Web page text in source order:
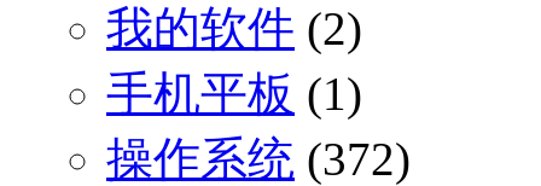
我的软件 (2)
手机平板 (1)
操作系统 (372)